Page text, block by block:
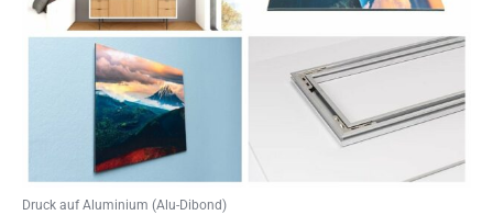
Druck auf Aluminium (Alu-Dibond)